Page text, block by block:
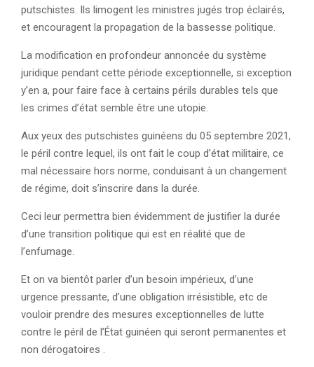
putschistes. Ils limogent les ministres jugés trop éclairés,
et encouragent la propagation de la bassesse politique.
La modification en profondeur annoncée du système
juridique pendant cette période exceptionnelle, si exception
y’en a, pour faire face à certains périls durables tels que
les crimes d’état semble être une utopie.
Aux yeux des putschistes guinéens du 05 septembre 2021,
le péril contre lequel, ils ont fait le coup d’état militaire, ce
mal nécessaire hors norme, conduisant à un changement
de régime, doit s’inscrire dans la durée.
Ceci leur permettra bien évidemment de justifier la durée
d’une transition politique qui est en réalité que de
l’enfumage.
Et on va bientôt parler d’un besoin impérieux, d’une
urgence pressante, d’une obligation irrésistible, etc de
vouloir prendre des mesures exceptionnelles de lutte
contre le péril de l’État guinéen qui seront permanentes et
non dérogatoires .